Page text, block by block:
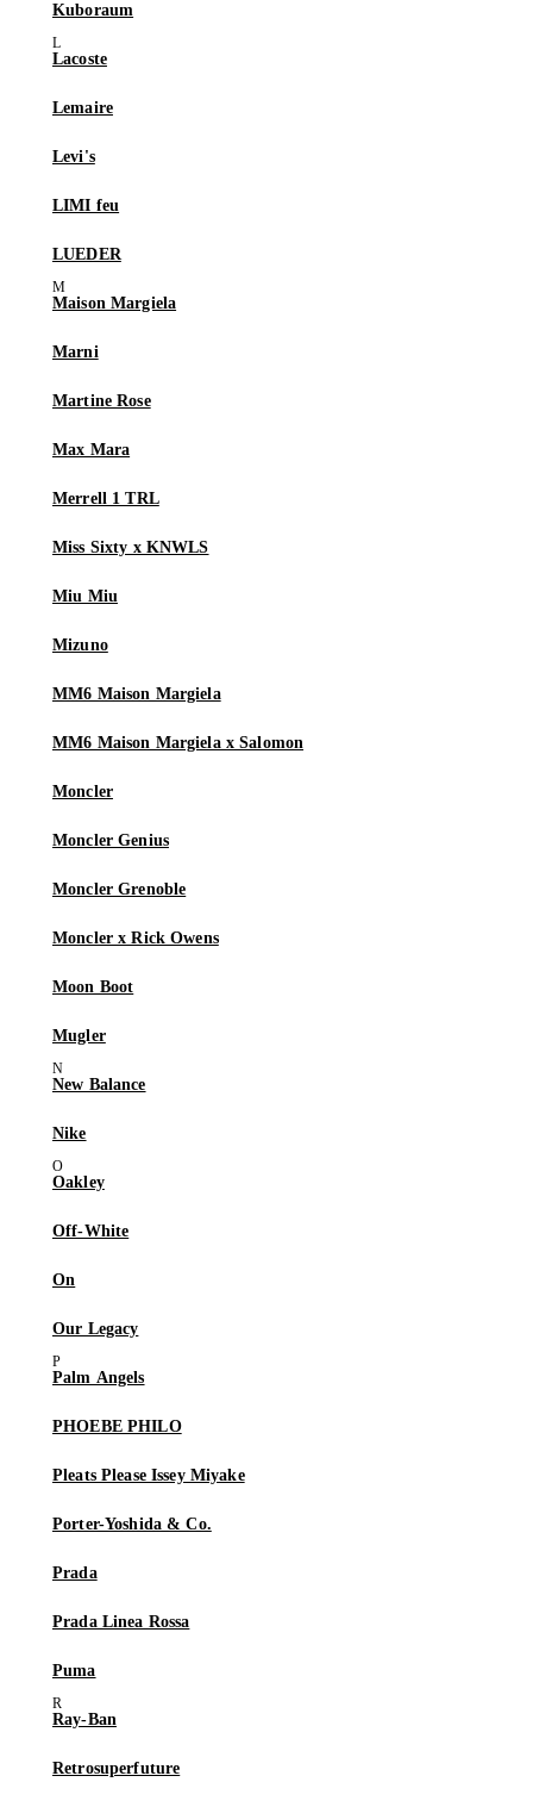
Kuboraum
Lacoste
Lemaire
Levi's
LIMI feu
LUEDER
Maison Margiela
Marni
Martine Rose
Max Mara
Merrell 1 TRL
Miss Sixty x KNWLS
Miu Miu
Mizuno
MM6 Maison Margiela
MM6 Maison Margiela x Salomon
Moncler
Moncler Genius
Moncler Grenoble
Moncler x Rick Owens
Moon Boot
Mugler
New Balance
Nike
Oakley
Off-White
On
Our Legacy
Palm Angels
PHOEBE PHILO
Pleats Please Issey Miyake
Porter-Yoshida & Co.
Prada
Prada Linea Rossa
Puma
Ray-Ban
Retrosuperfuture